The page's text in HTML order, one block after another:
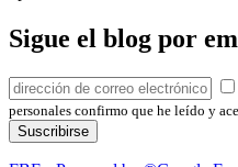
Sigue el blog por
personales confirmo que he leído y